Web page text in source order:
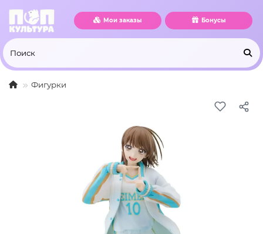
Мои заказы Бонусы
Фигурки